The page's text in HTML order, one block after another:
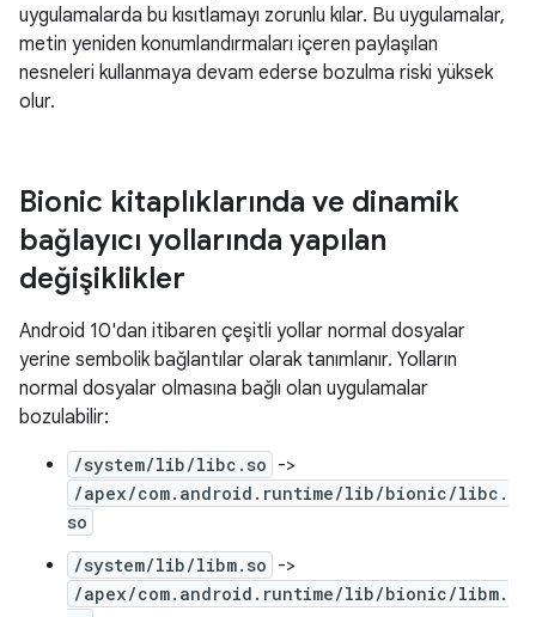
uygulamalarda bu kısıtlamayı zorunlu kılar. Bu uygulamalar,
metin yeniden konumlandırmaları içeren paylaşılan
nesneleri kullanmaya devam ederse bozulma riski yüksek
olur.
Bionic kitaplıklarında ve dinamik
bağlayıcı yollarında yapılan
değişiklikler
Android 10'dan itibaren çeşitli yollar normal dosyalar
yerine sembolik bağlantılar olarak tanımlanır. Yolların
normal dosyalar olmasına bağlı olan uygulamalar
bozulabilir:
/system/lib/libc.so ->
/apex/com.android.runtime/lib/bionic/libc.
so
/system/lib/libm.so ->
/apex/com.android.runtime/lib/bionic/libm.